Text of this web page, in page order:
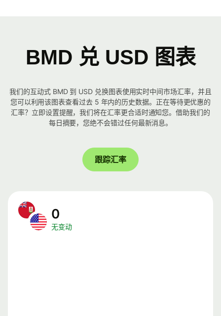
BMD 兑 USD 图表
我们的互动式 BMD 到 USD 兑换图表使用实时中间市场汇率，并且
您可以利用该图表查看过去 5 年内的历史数据。正在等待更优惠的
汇率？立即设置提醒，我们将在汇率更合适时通知您。借助我们的
每日摘要，您绝不会错过任何最新消息。
跟踪汇率
0
无变动